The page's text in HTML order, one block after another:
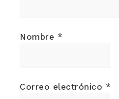
Nombre *
Correo electrónico *